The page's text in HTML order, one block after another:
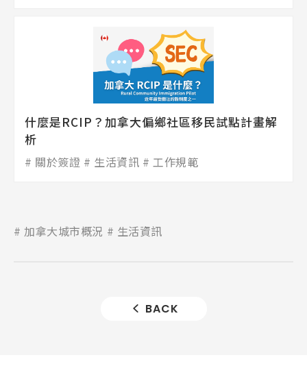
什麼是RCIP？加拿大偏鄉社區移民試點計畫解
析
關於簽證 生活資訊 工作規範
加拿大城市概況 生活資訊
BACK